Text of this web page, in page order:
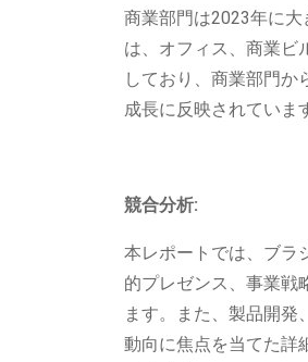
商業部門は2023年に大
は、オフィス、商業ビ
しており、商業部門
成長に反映されていま
競合分析:
本レポートでは、ブラ
的プレゼンス、事業戦
ます。また、製品開
動向に焦点を当てた詳